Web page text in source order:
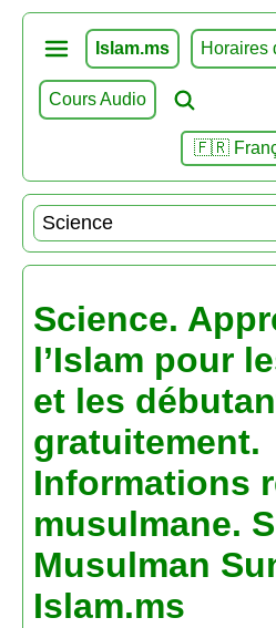
Islam.ms Horaires
Cours Audio
🇫🇷
Science.
l’Islam pour
et les
gratuitement.
Informations
musulmane.
Musulman
Islam.ms